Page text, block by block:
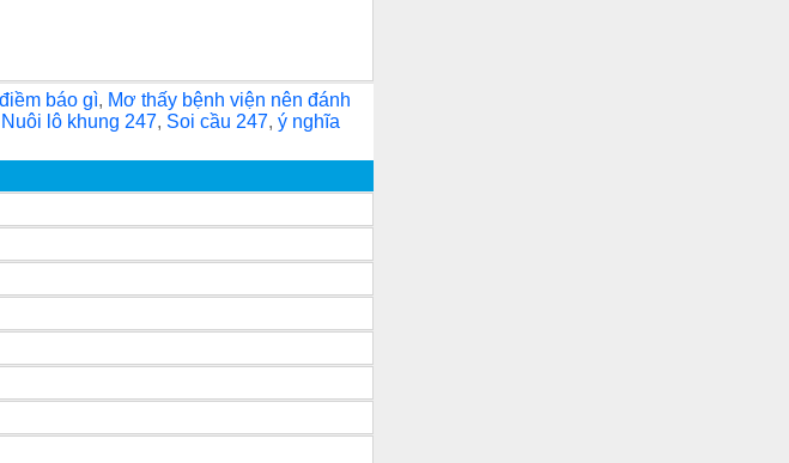
báo gì, Mơ thấy bệnh viện nên đánh
Nuôi lô khung 247, Soi cầu 247, ý nghĩa